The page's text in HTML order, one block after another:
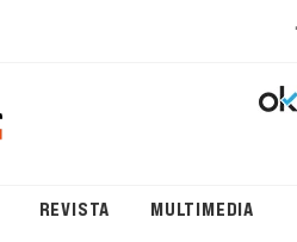
REVISTA MULTIMEDIA